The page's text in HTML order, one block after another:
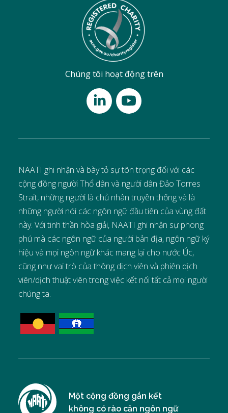
Chúng tôi hoạt động trên
NAATI ghi nhận và bày tỏ sự tôn trọng đối với các
cộng đồng người Thổ dân và người dân Đảo Torres
Strait, những người là chủ nhân truyền thống và là
những người nói các ngôn ngữ đầu tiên của vùng đất
này. Với tinh thần hòa giải, NAATI ghi nhận sự phong
phú mà các ngôn ngữ của người bản địa, ngôn ngữ ký
hiệu và mọi ngôn ngữ khác mang lại cho nước Úc,
cũng như vai trò của thông dịch viên và phiên dịch
viên/dịch thuật viên trong việc kết nối tất cả mọi người
chúng ta.
Một cộng đồng gắn kết
không có rào cản ngôn ngữ